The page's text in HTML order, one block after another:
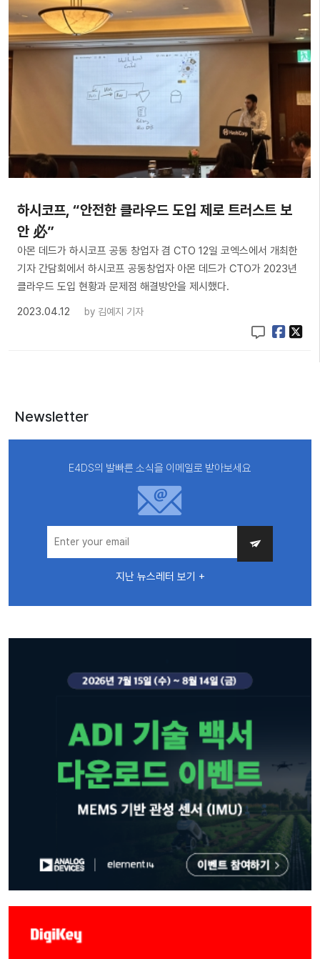
하시코프, “안전한 클라우드 도입 제로 트러스트 보
안 必”
아몬 데드가 하시코프 공동 창업자 겸 CTO 12일 코엑스에서 개최한
기자 간담회에서 하시코프 공동창업자 아몬 데드가 CTO가 2023년
클라우드 도입 현황과 문제점 해결방안을 제시했다.
2023.04.12
by 김예지 기자
Newsletter
E4DS의 발빠른 소식을 이메일로 받아보세요
지난 뉴스레터 보기 +